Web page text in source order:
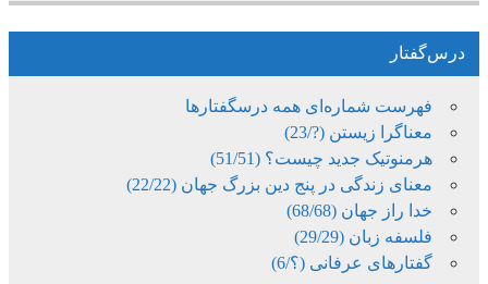
درس‌گفتار
فهرست شماره‌ای همه درسگفتارها
معناگرا زیستن (?/23)
هرمنوتیک جدید چیست؟ (51/51)
معنای زندگی در پنج دین بزرگ جهان (22/22)
خدا راز جهان (68/68)
فلسفه زبان (29/29)
گفتارهای عرفانی (؟/6)